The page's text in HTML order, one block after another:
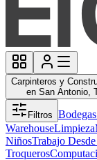
Carpinteros y
en San Antonio,
Filtros
WarehouseLimpieza
NiñosTrabajo Desde
Troqueros